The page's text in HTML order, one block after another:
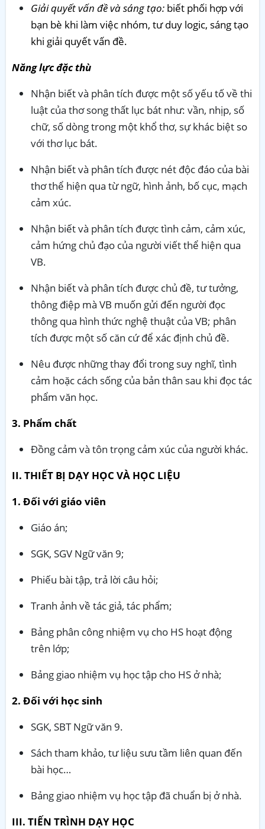
Giải quyết vấn đề và sáng tạo: biết phối hợp với
bạn bè khi làm việc nhóm, tư duy logic, sáng tạo
khi giải quyết vấn đề.
Năng lực đặc thù
Nhận biết và phân tích được một số yếu tố về thi
luật của thơ song thất lục bát như: vần, nhịp, số
chữ, số dòng trong một khổ thơ, sự khác biệt so
với thơ lục bát.
Nhận biết và phân tích được nét độc đáo của bài
thơ thể hiện qua từ ngữ, hình ảnh, bố cục, mạch
cảm xúc.
Nhận biết và phân tích được tình cảm, cảm xúc,
cảm hứng chủ đạo của người viết thể hiện qua
VB.
Nhận biết và phân tích được chủ đề, tư tưởng,
thông điệp mà VB muốn gửi đến người đọc
thông qua hình thức nghệ thuật của VB; phân
tích được một số căn cứ để xác định chủ đề.
Nêu được những thay đổi trong suy nghĩ, tình
cảm hoặc cách sống của bản thân sau khi đọc tác
phẩm văn học.
3. Phẩm chất
Đồng cảm và tôn trọng cảm xúc của người khác.
II. THIẾT BỊ DẠY HỌC VÀ HỌC LIỆU
1. Đối với giáo viên
Giáo án;
SGK, SGV Ngữ văn 9;
Phiếu bài tập, trả lời câu hỏi;
Tranh ảnh về tác giả, tác phẩm;
Bảng phân công nhiệm vụ cho HS hoạt động
trên lớp;
Bảng giao nhiệm vụ học tập cho HS ở nhà;
2. Đối với học sinh
SGK, SBT Ngữ văn 9.
Sách tham khảo, tư liệu sưu tầm liên quan đến
bài học…
Bảng giao nhiệm vụ học tập đã chuẩn bị ở nhà.
III. TIẾN TRÌNH DẠY HỌC